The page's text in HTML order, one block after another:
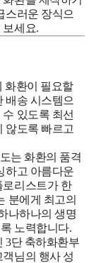
스러운 장식으
보세요.
화환이 필요할
배송 시스템으
있도록 최선
않도록 빠르고
는 화환의 품격
하고 아름다운
로리스트가 한
분에게 최고의
나하나의 생명
노력합니다.
3단 축하화환부
님의 행사 성